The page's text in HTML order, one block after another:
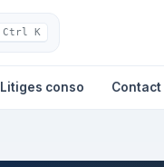
Ctrl K
Litiges conso Contact